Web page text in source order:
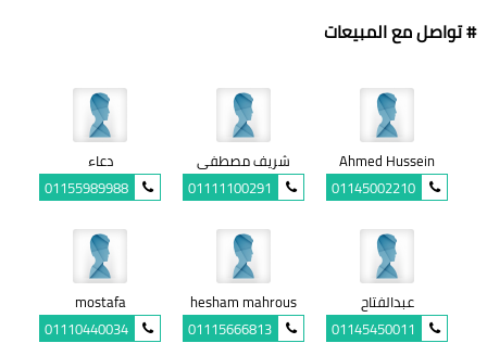
# تواصل مع المبيعات
Ahmed Hussein
01145002210
شريف مصطفى
01111100291
دعاء
01155989988
عبدالفتاح
01145450011
hesham mahrous
01115666813
mostafa
01110440034